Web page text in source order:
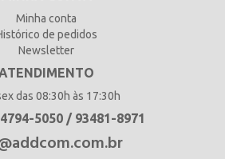
Minha conta
de pedidos
Newsletter
das 08:30h às 17:30h
5050 / 93481-8971